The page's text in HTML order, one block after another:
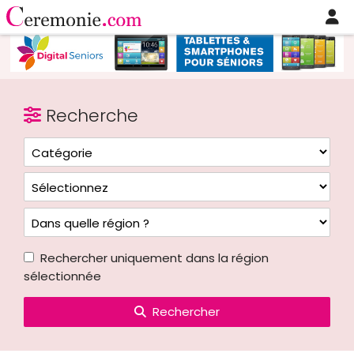
Recherche
Rechercher uniquement dans la région
sélectionnée
Rechercher